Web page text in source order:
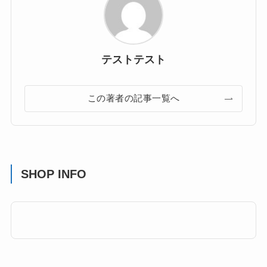
テストテスト
この著者の記事一覧へ
SHOP INFO